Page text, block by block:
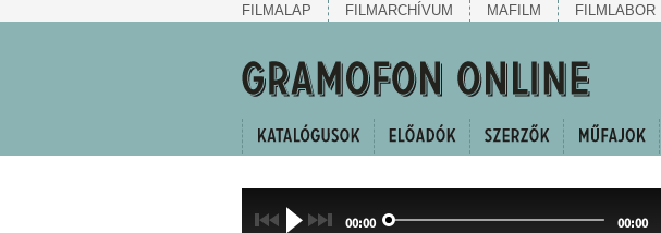
FILMALAP FILMARCHÍVUM MAFILM FILMLABOR
00:00 00:00